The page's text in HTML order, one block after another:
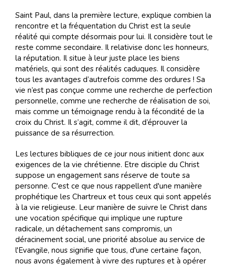
Saint Paul, dans la première lecture, explique combien la
rencontre et la fréquentation du Christ est la seule
réalité qui compte désormais pour lui. Il considère tout le
reste comme secondaire. Il relativise donc les honneurs,
la réputation. Il situe à leur juste place les biens
matériels, qui sont des réalités caduques. Il considère
tous les avantages d’autrefois comme des ordures ! Sa
vie n’est pas conçue comme une recherche de perfection
personnelle, comme une recherche de réalisation de soi,
mais comme un témoignage rendu à la fécondité de la
croix du Christ. Il s’agit, comme il dit, d’éprouver la
puissance de sa résurrection.
Les lectures bibliques de ce jour nous initient donc aux
exigences de la vie chrétienne. Etre disciple du Christ
suppose un engagement sans réserve de toute sa
personne. C'est ce que nous rappellent d'une manière
prophétique les Chartreux et tous ceux qui sont appelés
à la vie religieuse. Leur manière de suivre le Christ dans
une vocation spécifique qui implique une rupture
radicale, un détachement sans compromis, un
déracinement social, une priorité absolue au service de
l'Evangile, nous signifie que tous, d'une certaine façon,
nous avons également à vivre des ruptures et à opérer